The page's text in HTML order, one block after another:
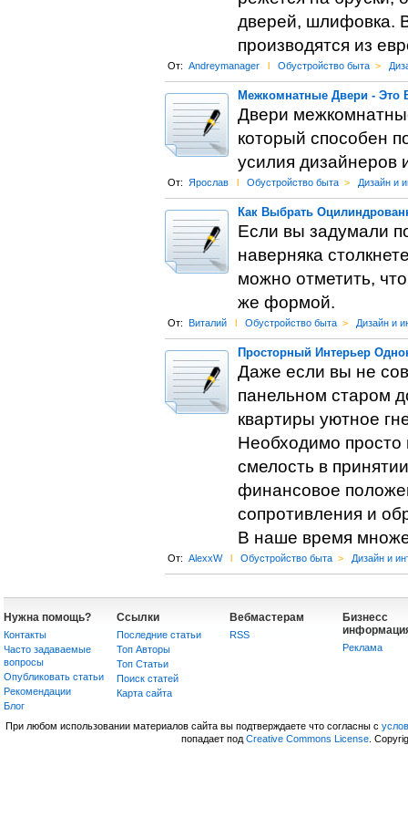
дверей, шлифовка.
производятся из
От: Andreymanager l Обустройство быта >
Межкомнатные Двери - Это
Двери
который способен
усилия дизайнеров
От: Ярослав l Обустройство быта > Дизайн и
Как Выбрать
Если вы задумали
наверняка
можно отметить,
же формой.
От: Виталий l Обустройство быта > Дизайн и
Просторный Интерьер
Даже если вы не
панельном старом
квартиры уютное
Необходимо просто
смелость в
финансовое
сопротивления и
В наше время
От: AlexxW l Обустройство быта > Дизайн и
Нужна помощь?
Контакты
Часто задаваемые
вопросы
Опубликовать статьи
Рекомендации
Блог
Ссылки
Последние статьи
Топ Авторы
Топ Статьи
Поиск статей
Карта сайта
Вебмастерам
RSS
Бизнесс
Реклама
При любом использовании материалов сайта вы подтверждаете что согласны с
попадает под Creative Commons License.